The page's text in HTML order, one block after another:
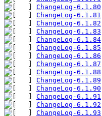
ChangeLog-6.1.80
ChangeLog-6.1.81
ChangeLog-6.1.82
ChangeLog-6.1.83
ChangeLog-6.1.84
ChangeLog-6.1.85
ChangeLog-6.1.86
ChangeLog-6.1.87
ChangeLog-6.1.88
ChangeLog-6.1.89
ChangeLog-6.1.90
ChangeLog-6.1.91
ChangeLog-6.1.92
ChangeLog-6.1.93